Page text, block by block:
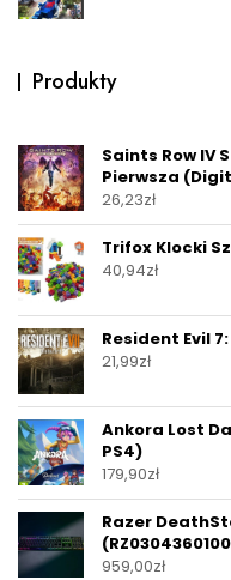
Produkty
Saints Row IV
Pierwsza
26,23zł
Trifox Klocki
40,94zł
Resident Evil
21,99zł
Ankora Lost
PS4)
179,90zł
Razer
959,00zł